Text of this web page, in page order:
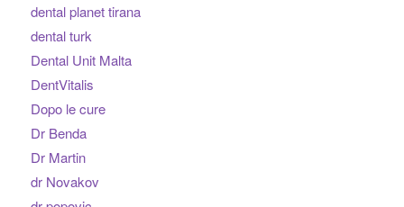
dental planet tirana
dental turk
Dental Unit Malta
DentVitalis
Dopo le cure
Dr Benda
Dr Martin
dr Novakov